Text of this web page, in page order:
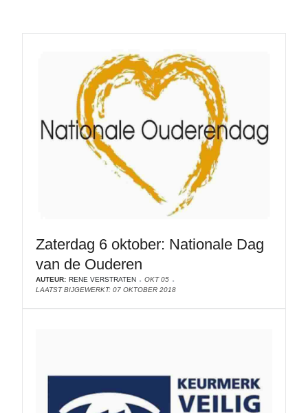
Zaterdag 6 oktober: Nationale Dag
van de Ouderen
AUTEUR: RENE VERSTRATEN
OKT 05
LAATST BIJGEWERKT: 07 OKTOBER 2018